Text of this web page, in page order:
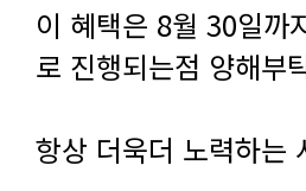
로 진행되는점 양해부
항상 더욱더 노력하는